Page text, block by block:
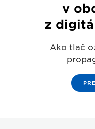
v
z
Ako tlač